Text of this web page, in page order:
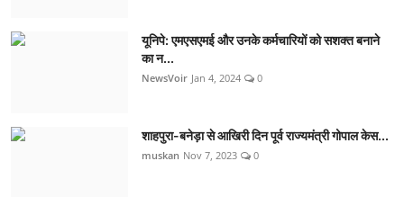
यूनिपे: एमएसएमई और उनके कर्मचारियों को सशक्त बनाने
का न...
NewsVoir Jan 4, 2024 0
शाहपुरा-बनेड़ा से आखिरी दिन पूर्व राज्यमंत्री गोपाल केस...
muskan Nov 7, 2023 0